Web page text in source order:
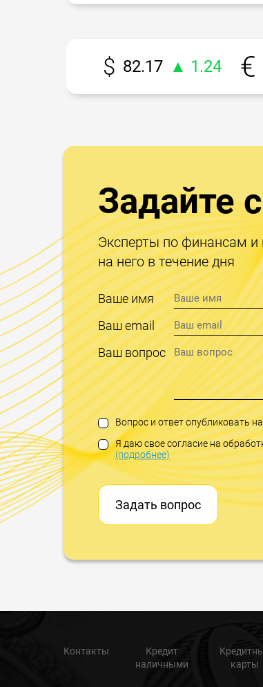
82.17 ▲ 1.24
Задайте
Эксперты по финансам и
на него в течение дня
Ваше имя
Ваш email
Ваш вопрос
Вопрос и ответ опубликовать
Я даю свое согласие на
(подробнее)
Задать вопрос
Контакты
Кредит
наличными
карты